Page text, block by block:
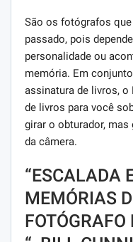
São os fotógrafos
passado, pois
personalidade ou
memória. Em
assinatura de livros, o
de livros para você
girar o obturador,
da câmera.
“ESCALADA
MEMÓRIAS
FOTÓGRAFO